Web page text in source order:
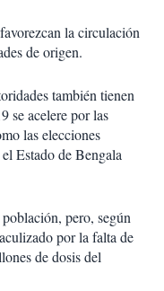
la circulación
de origen.
también tienen
se acelere por las
las elecciones
Estado de Bengala
pero, según
por la falta de
de dosis del